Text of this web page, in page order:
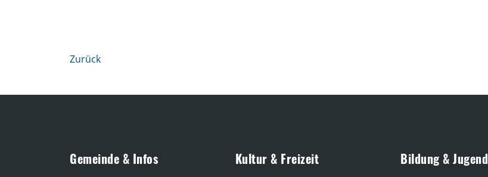
Zurück
Gemeinde & Infos Kultur & Freizeit Bildung & Jugend